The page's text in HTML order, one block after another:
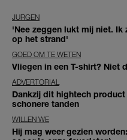
JURGEN
'Nee zeggen lukt mij niet. Ik
op het strand'
GOED OM TE WETEN
Vliegen in een T-shirt? Niet
ADVERTORIAL
Dankzij dit hightech
schonere tanden
WILLEN WE
Hij mag weer gezien